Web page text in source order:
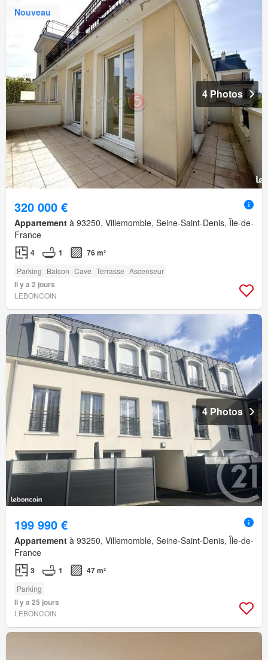
Nouveau
4 Photos
320 000 €
Appartement à 93250, Villemomble, Seine-Saint-Denis, Île-de-
France
4 1 76 m²
Parking Balcon Cave Terrasse Ascenseur
Il y a 2 jours
LEBONCOIN
4 Photos
199 990 €
Appartement à 93250, Villemomble, Seine-Saint-Denis, Île-de-
France
3 1 47 m²
Parking
Il y a 25 jours
LEBONCOIN